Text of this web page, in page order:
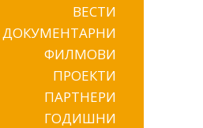
ВЕСТИ
ДОКУМЕНТАРНИ
ФИЛМОВИ
ПРОЕКТИ
ПАРТНЕРИ
ГОДИШНИ